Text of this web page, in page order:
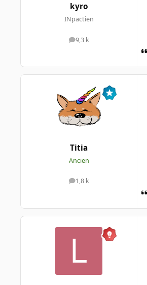
kyro
INpactien
9,3 k
messages
Titia
Ancien
1,8 k
messages